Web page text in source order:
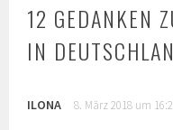
12 GEDANKEN
IN
ILONA 8. März 2018 um